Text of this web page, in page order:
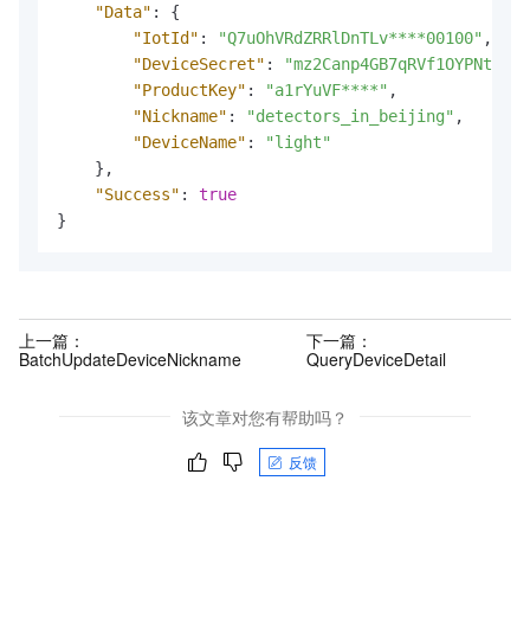
"Data" :
{
"IotId" : "Q7uOhVRdZRRlDnTLv****00100" ,
"DeviceSecret" :
"ProductKey" : "a1rYuVF****" ,
"Nickname" : "detectors_in_beijing" ,
"DeviceName" :
"light"
} ,
"Success" :
true
}
上一篇：
BatchUpdateDeviceNickname
下一篇：
QueryDeviceDetail
该文章对您有帮助吗？
反馈